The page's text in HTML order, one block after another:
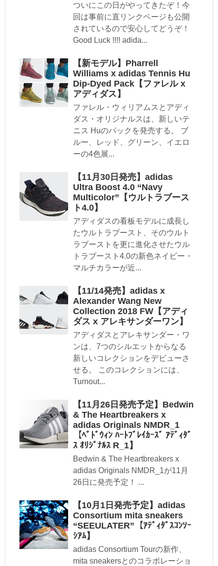
ついにこの日がやってきたぞ！今
回は事前に直リンクページも公開
されているので安心してどうぞ！
Good Luck !!!! adida...
【新モデル】Pharrell
Williams x adidas Tennis Hu
Dip-Dyed Pack【ファレル x
アディダス】
ファレル・ウィリアムスとアディ
ダス・オリジナルスは、新しいテ
ニス Huのパックを発売する。 ブ
ルー、レッド、グリーン、イエロ
ーの4色展...
【11月30日発売】adidas
Ultra Boost 4.0 “Navy
Multicolor”【ウルトラブース
ト4.0】
アディダスの看板モデルに成長し
たウルトラブースト、そのウルト
ラブーストを更に進化させたウル
トラブースト4.0の新色ネイビー・
マルチカラーが近...
【11/14発売】adidas x
Alexander Wang New
Collection 2018 FW【アディ
ダス x アレキサンダーワン】
アディダスとアレキサンダー・ワ
ンは、7つのシルエットからなる
新しいコレクションをデビューさ
せる。 このコレクションには、
Turnout...
【11月26日発売予定】Bedwin
& The Heartbreakers x
adidas Originals NMDR_1
【ﾍﾞﾄﾞｳｨﾝ ﾊｰﾄﾌﾞﾚｲｶｰｽﾞ ｱﾃﾞｨﾀﾞ
ｽ ｵﾘｼﾞﾅﾙｽ R_1】
Bedwin & The Heartbreakers x
adidas Originals NMDR_1が11月
26日に発売予定！ ...
【10月1日発売予定】adidas
Consortium mita sneakers
“SEEULATER”【ｱﾃﾞｨﾀﾞｽｺﾝｿｰ
ｼｱﾑ】
adidas Consortium Tourの新作、
mita sneakersとのコラボレーショ